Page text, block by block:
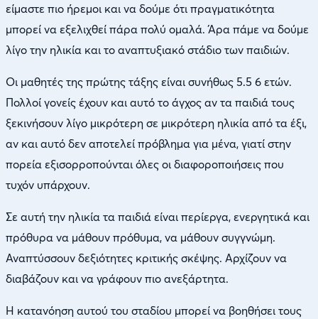
είμαστε πιο ήρεμοι και να δούμε ότι πραγματικότητα
μπορεί να εξελιχθεί πάρα πολύ ομαλά. Άρα πάμε να δούμε
λίγο την ηλικία και το αναπτυξιακό στάδιο των παιδιών.
Οι μαθητές της πρώτης τάξης είναι συνήθως 5.5 6 ετών.
Πολλοί γονείς έχουν και αυτό το άγχος αν τα παιδιά τους
ξεκινήσουν λίγο μικρότερη σε μικρότερη ηλικία από τα έξι,
αν και αυτό δεν αποτελεί πρόβλημα για μένα, γιατί στην
πορεία εξισορροπούνται όλες οι διαφοροποιήσεις που
τυχόν υπάρχουν.
Σε αυτή την ηλικία τα παιδιά είναι περίεργα, ενεργητικά και
πρόθυρα να μάθουν πρόθυμα, να μάθουν συγγνώμη.
Αναπτύσσουν δεξιότητες κριτικής σκέψης. Αρχίζουν να
διαβάζουν και να γράφουν πιο ανεξάρτητα.
Η κατανόηση αυτού του σταδίου μπορεί να βοηθήσει τους